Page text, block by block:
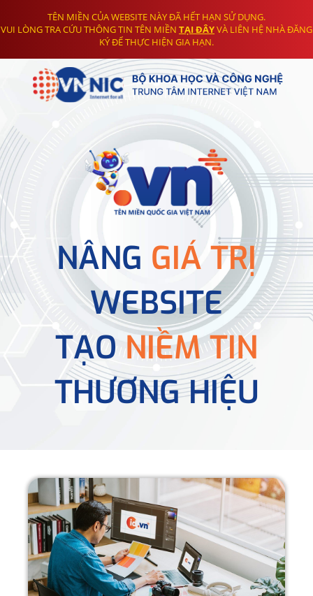
TÊN MIỀN CỦA WEBSITE NÀY ĐÃ HẾT HẠN SỬ DỤNG.
VUI LÒNG TRA CỨU THÔNG TIN TÊN MIỀN TẠI ĐÂYVÀ LIÊN HỆ NHÀ ĐĂNG
KÝ ĐỂ THỰC HIỆN GIA HẠN.
NÂNG GIÁ TRỊ
WEBSITE
TẠONIỀM TIN
THƯƠNG HIỆU